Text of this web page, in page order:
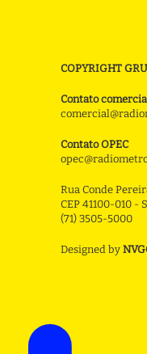
COPYRIGHT
Contato
Contato OPEC
Rua Conde
CEP 41100-010 -
(71) 3505-5000
Designed by